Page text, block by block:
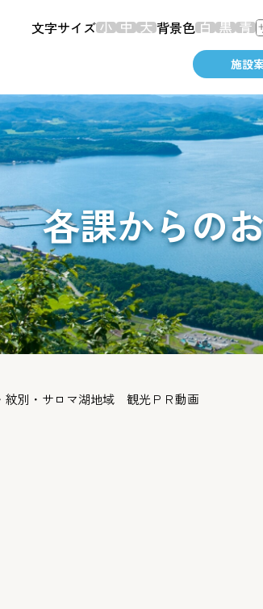
文字サイズ 背景色
施設
各課からの
紋別・サロマ湖地域 観光ＰＲ動画